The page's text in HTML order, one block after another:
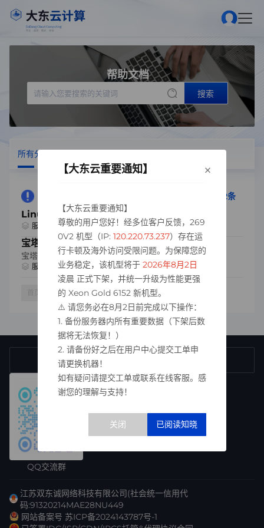
帮助文档
搜索
所有分类
我们帮你搜索到了以下包含“磁盘挂载”的文章，共2条
Linux自动磁盘挂载工具
服务器相关 2026-07-19 00:15 浏览量：77
宝塔BT-Linux自动数据盘磁盘挂载工具
宝塔BT-Linux自动数据盘磁盘挂载工具
服务器相关 2023-09-09 21:46 浏览量：2462
1 尾页 跳转
售前咨询热线
QQ交流群
江苏双东诚网络科技有限公司(社会统一信用代
码:91320214MAE28NU449
网站备案号 苏ICP备2024143787号-1
【大东云重要通知】
【大东云重要通知】
尊敬的用户您好！经多位客户反馈，269
0V2 机型（IP: 120.220.73.237）存在运
行卡顿及海外访问受限问题。为保障您的
业务稳定，该机型将于 2026年8月2日
凌晨 正式下架，并统一升级为性能更强
的 Xeon Gold 6152 新机型。
⚠️ 请您务必在8月2日前完成以下操作：
1. 备份服务器内所有重要数据（下架后数
据将无法恢复！）
2. 请备份好之后在用户中心提交工单申
请更换机器！
如有疑问请提交工单或联系在线客服。感
谢您的理解与支持！
×